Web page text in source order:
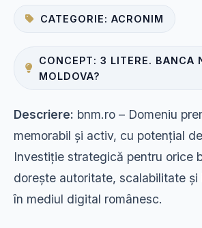
CATEGORIE: ACRONIM
CONCEPT: 3 LITERE. BANCA
MOLDOVA?
Descriere: bnm.ro – Domeniu
memorabil și activ, cu potențial
Investiție strategică pentru orice
dorește autoritate, scalabilitate
în mediul digital românesc.